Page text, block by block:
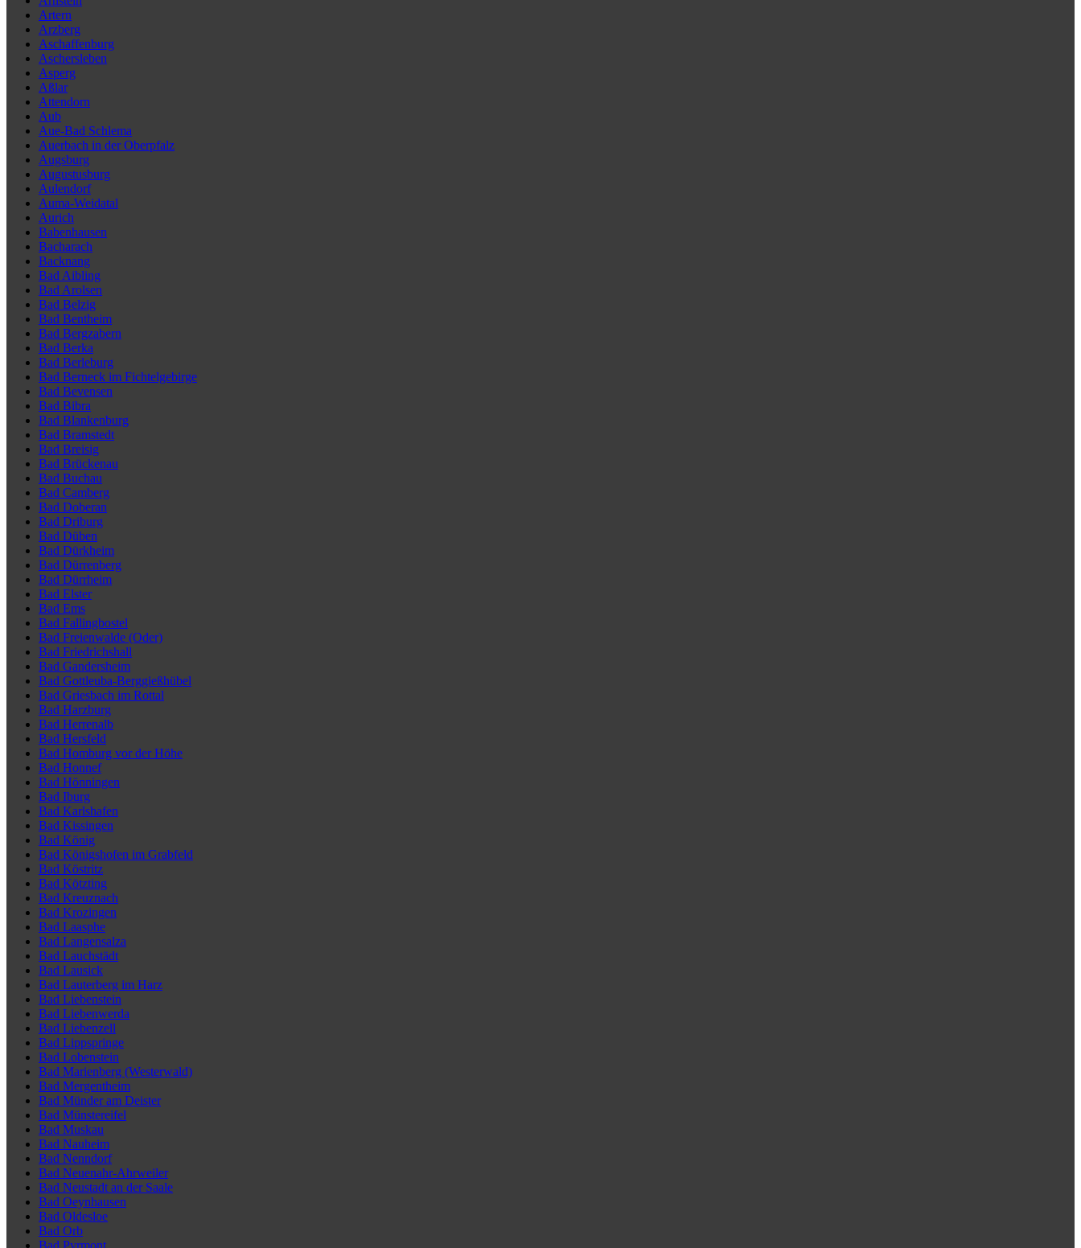
Artern
Arzberg
Aschaffenburg
Aschersleben
Asperg
Aßlar
Attendorn
Aub
Aue-Bad Schlema
Auerbach in der Oberpfalz
Augsburg
Augustusburg
Aulendorf
Auma-Weidatal
Aurich
Babenhausen
Bacharach
Backnang
Bad Aibling
Bad Arolsen
Bad Belzig
Bad Bentheim
Bad Bergzabern
Bad Berka
Bad Berleburg
Bad Berneck im Fichtelgebirge
Bad Bevensen
Bad Bibra
Bad Blankenburg
Bad Bramstedt
Bad Breisig
Bad Brückenau
Bad Buchau
Bad Camberg
Bad Doberan
Bad Driburg
Bad Düben
Bad Dürkheim
Bad Dürrenberg
Bad Dürrheim
Bad Elster
Bad Ems
Bad Fallingbostel
Bad Freienwalde (Oder)
Bad Friedrichshall
Bad Gandersheim
Bad Gottleuba-Berggießhübel
Bad Griesbach im Rottal
Bad Harzburg
Bad Herrenalb
Bad Hersfeld
Bad Homburg vor der Höhe
Bad Honnef
Bad Hönningen
Bad Iburg
Bad Karlshafen
Bad Kissingen
Bad König
Bad Königshofen im Grabfeld
Bad Köstritz
Bad Kötzting
Bad Kreuznach
Bad Krozingen
Bad Laasphe
Bad Langensalza
Bad Lauchstädt
Bad Lausick
Bad Lauterberg im Harz
Bad Liebenstein
Bad Liebenwerda
Bad Liebenzell
Bad Lippspringe
Bad Lobenstein
Bad Marienberg (Westerwald)
Bad Mergentheim
Bad Münder am Deister
Bad Münstereifel
Bad Muskau
Bad Nauheim
Bad Nenndorf
Bad Neuenahr-Ahrweiler
Bad Neustadt an der Saale
Bad Oeynhausen
Bad Oldesloe
Bad Orb